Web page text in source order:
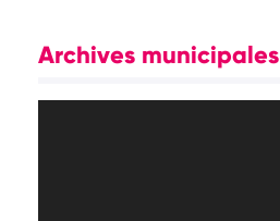
Archives municipales